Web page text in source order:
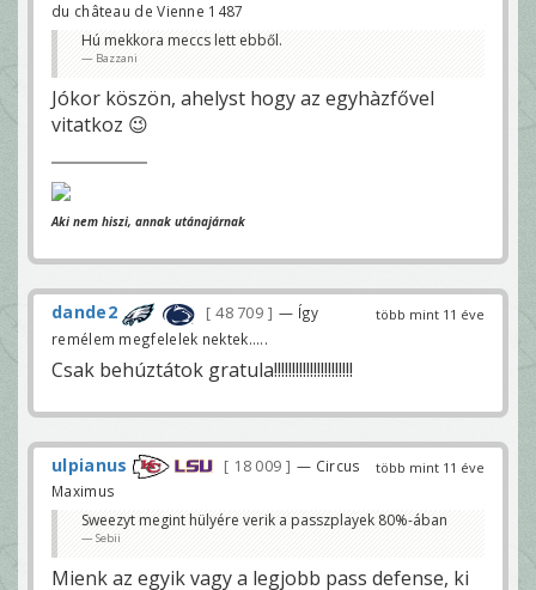
du château de Vienne 1487
Hú mekkora meccs lett ebből.
Bazzani
Jókor köszön, ahelyst hogy az egyhàzfővel
vitatkoz 😉
Aki nem hiszi, annak utánajárnak
több mint 11 éve
dande2 48 709
— Így
remélem megfelelek nektek.....
Csak behúztátok gratula!!!!!!!!!!!!!!!!!!!!!!
több mint 11 éve
ulpianus 18 009
— Circus
Maximus
Sweezyt megint hülyére verik a passzplayek 80%-ában
Sebii
Mienk az egyik vagy a legjobb pass defense, ki